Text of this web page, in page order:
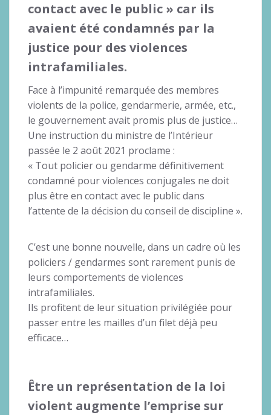
contact avec le public » car ils
avaient été condamnés par la
justice pour des violences
intrafamiliales.
Face à l’impunité remarquée des membres
violents de la police, gendarmerie, armée, etc.,
le gouvernement avait promis plus de justice…
Une instruction du ministre de l’Intérieur
passée le 2 août 2021 proclame :
« Tout policier ou gendarme définitivement
condamné pour violences conjugales ne doit
plus être en contact avec le public dans
l’attente de la décision du conseil de discipline ».
C’est une bonne nouvelle, dans un cadre où les
policiers / gendarmes sont rarement punis de
leurs comportements de violences
intrafamiliales.
Ils profitent de leur situation privilégiée pour
passer entre les mailles d’un filet déjà peu
efficace…
Être un représentation de la loi
violent augmente l’emprise sur